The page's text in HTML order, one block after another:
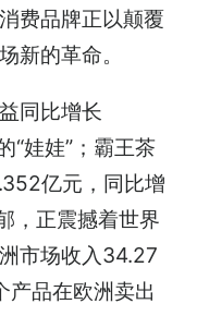
费品牌正以颠覆
新的革命。
同比增长
“娃娃”；霸王茶
亿元，同比增
，正震撼着世界
市场收入34.27
品在欧洲卖出